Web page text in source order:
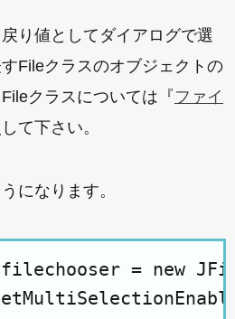
り値としてダイアログで選
Fileクラスのオブジェクトの
クラスについては『 ファイ
て下さい。
になります。
= new